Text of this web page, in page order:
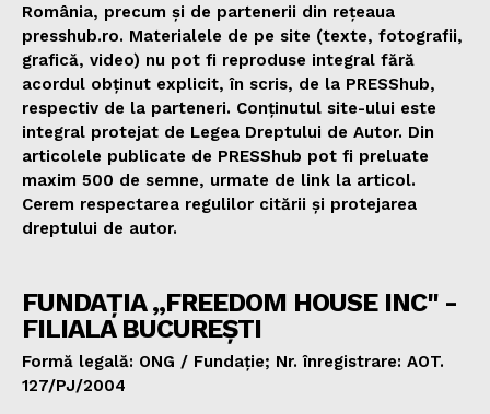
România, precum și de partenerii din rețeaua
presshub.ro. Materialele de pe site (texte, fotografii,
grafică, video) nu pot fi reproduse integral fără
acordul obținut explicit, în scris, de la PRESShub,
respectiv de la parteneri. Conținutul site-ului este
integral protejat de Legea Dreptului de Autor. Din
articolele publicate de PRESShub pot fi preluate
maxim 500 de semne, urmate de link la articol.
Cerem respectarea regulilor citării și protejarea
dreptului de autor.
FUNDAȚIA „FREEDOM HOUSE INC" -
FILIALA BUCUREȘTI
Formă legală: ONG / Fundație; Nr. înregistrare: AOT.
127/PJ/2004